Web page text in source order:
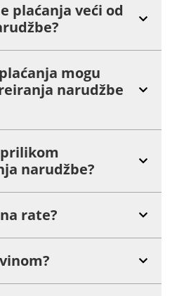
plaćanja veći od
mogu
narudžbe
narudžbe?
rate?